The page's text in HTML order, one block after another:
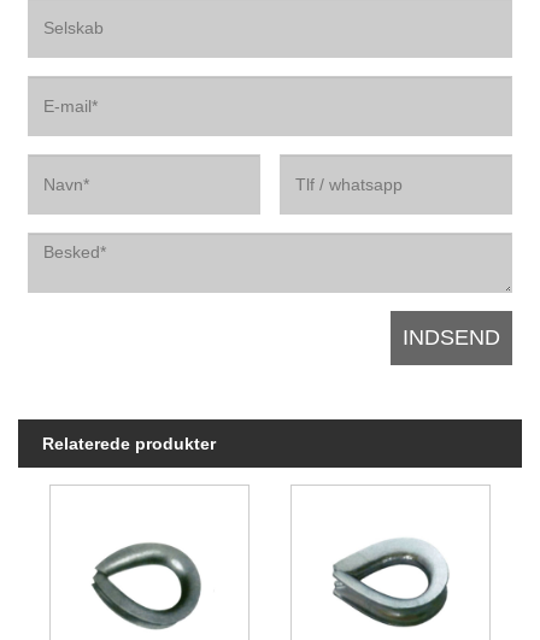
Relaterede produkter